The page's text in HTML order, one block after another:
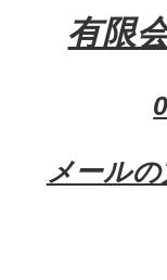
有限
メール